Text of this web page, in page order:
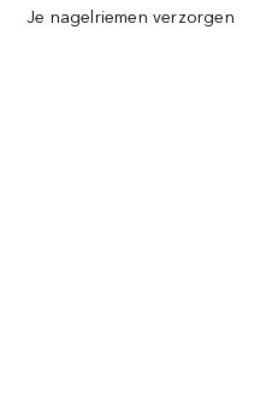
Je nagelriemen verzorgen